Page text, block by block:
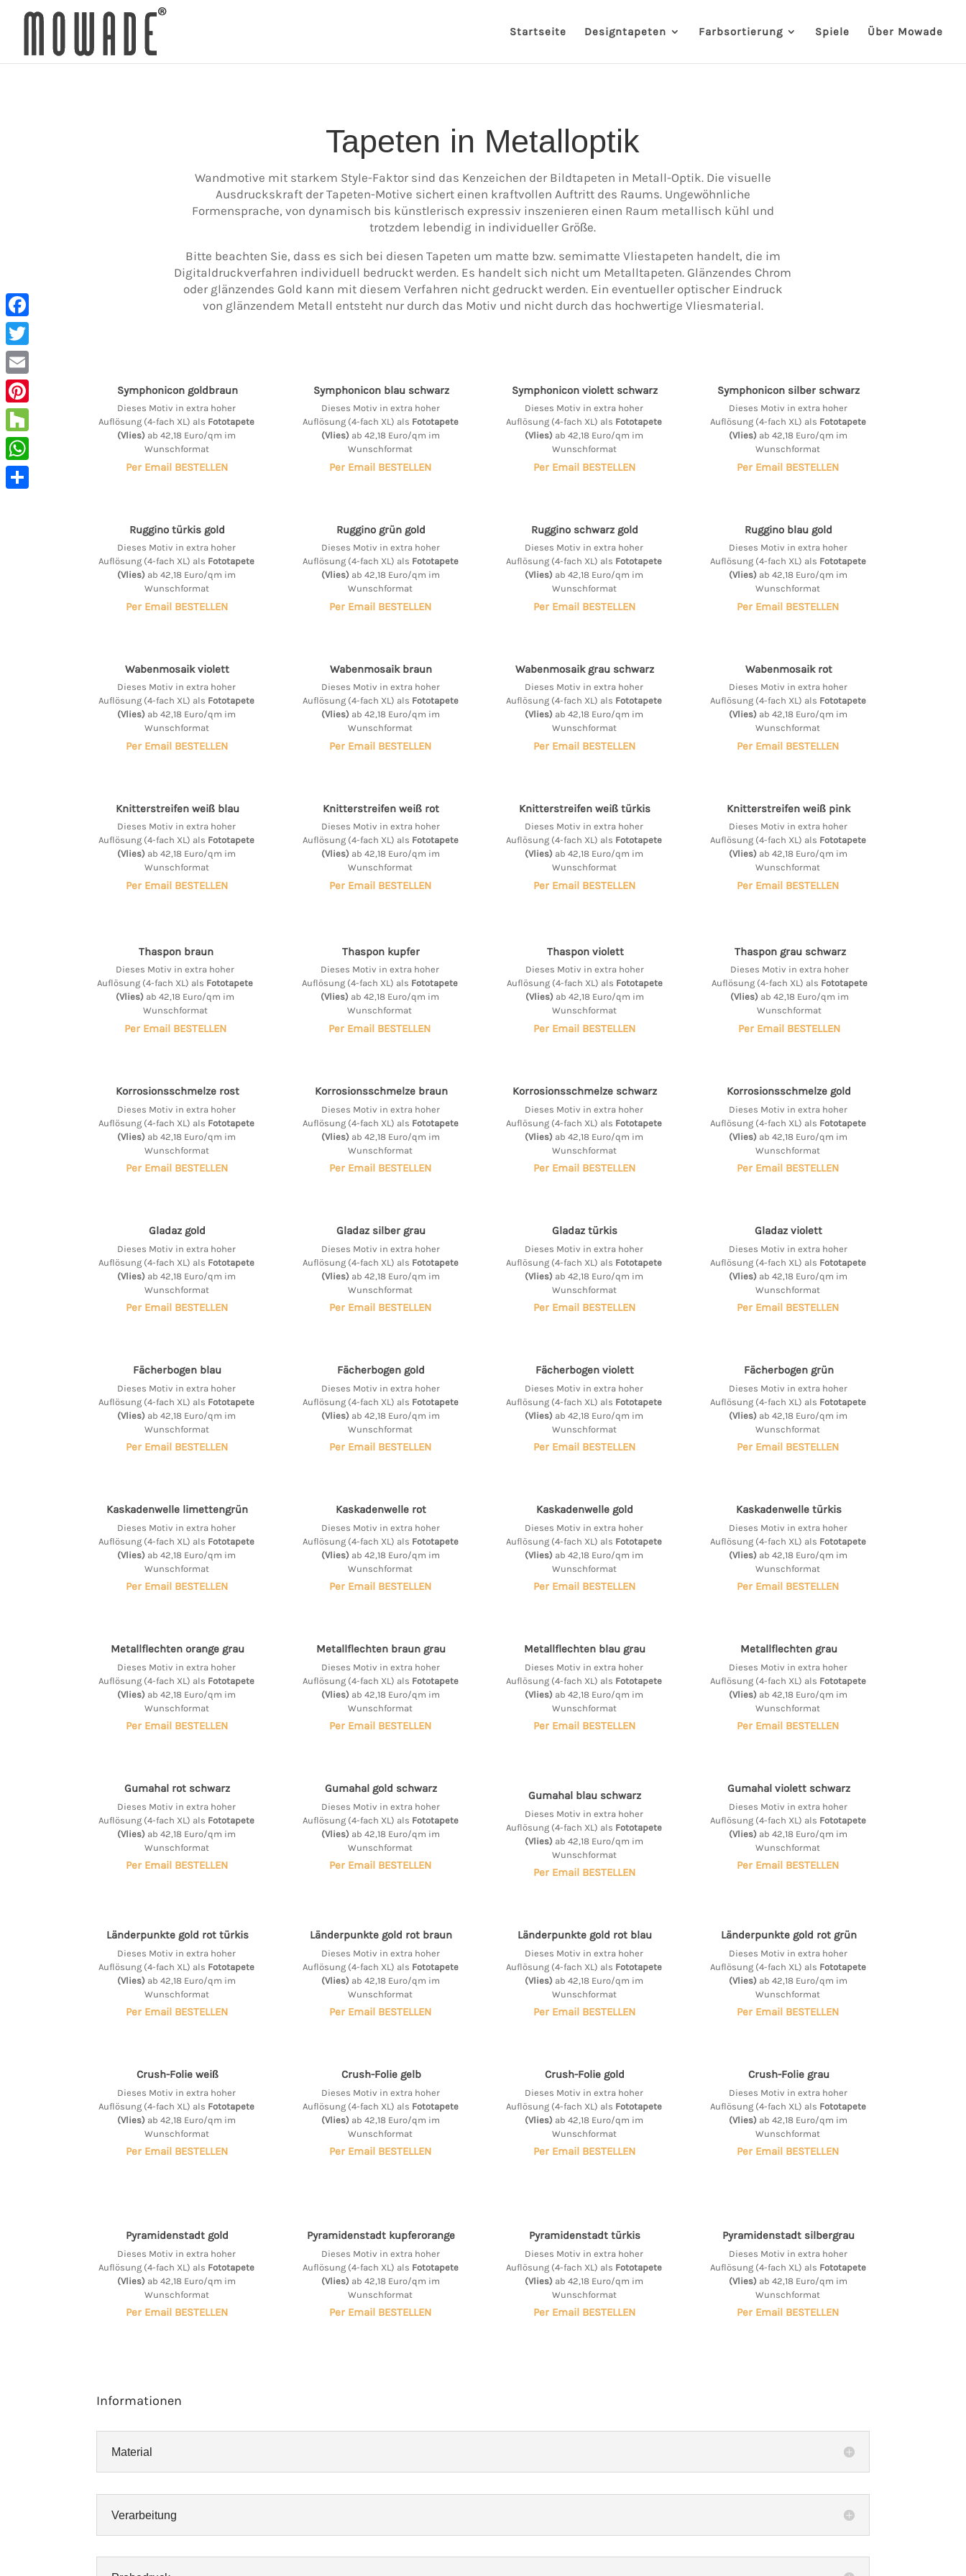
Startseite Designtapeten Farbsortierung Spiele Über Mowade
Tapeten in Metalloptik
Wandmotive mit starkem Style-Faktor sind das Kenzeichen der Bildtapeten in Metall-Optik. Die visuelle
Ausdruckskraft der Tapeten-Motive sichert einen kraftvollen Auftritt des Raums. Ungewöhnliche
Formensprache, von dynamisch bis künstlerisch expressiv inszenieren einen Raum metallisch kühl und
trotzdem lebendig in individueller Größe.
Bitte beachten Sie, dass es sich bei diesen Tapeten um matte bzw. semimatte Vliestapeten handelt, die im
Digitaldruckverfahren individuell bedruckt werden. Es handelt sich nicht um Metalltapeten. Glänzendes Chrom
oder glänzendes Gold kann mit diesem Verfahren nicht gedruckt werden. Ein eventueller optischer Eindruck
von glänzendem Metall entsteht nur durch das Motiv und nicht durch das hochwertige Vliesmaterial.
Symphonicon goldbraun
Dieses Motiv in extra hoher
Auflösung (4-fach XL) als Fototapete
(Vlies) ab 42,18 Euro/qm im
Wunschformat
Per Email BESTELLEN
Symphonicon blau schwarz
Dieses Motiv in extra hoher
Auflösung (4-fach XL) als Fototapete
(Vlies)ab 42,18 Euro/qm im
Wunschformat
Per Email BESTELLEN
Symphonicon violett schwarz
Dieses Motiv in extra hoher
Auflösung (4-fach XL) als Fototapete
(Vlies) ab 42,18 Euro/qm im
Wunschformat
Per Email BESTELLEN
Symphonicon silber schwarz
Dieses Motiv in extra hoher
Auflösung (4-fach XL) als Fototapete
(Vlies)ab 42,18 Euro/qm im
Wunschformat
Per Email BESTELLEN
Ruggino türkis gold
Dieses Motiv in extra hoher
Auflösung (4-fach XL) als Fototapete
(Vlies) ab 42,18 Euro/qm im
Wunschformat
Per Email BESTELLEN
Ruggino grün gold
Dieses Motiv in extra hoher
Auflösung (4-fach XL) als Fototapete
(Vlies)ab 42,18 Euro/qm im
Wunschformat
Per Email BESTELLEN
Ruggino schwarz gold
Dieses Motiv in extra hoher
Auflösung (4-fach XL) als Fototapete
(Vlies) ab 42,18 Euro/qm im
Wunschformat
Per Email BESTELLEN
Ruggino blau gold
Dieses Motiv in extra hoher
Auflösung (4-fach XL) als Fototapete
(Vlies)ab 42,18 Euro/qm im
Wunschformat
Per Email BESTELLEN
Wabenmosaik violett
Dieses Motiv in extra hoher
Auflösung (4-fach XL) als Fototapete
(Vlies) ab 42,18 Euro/qm im
Wunschformat
Per Email BESTELLEN
Wabenmosaik braun
Dieses Motiv in extra hoher
Auflösung (4-fach XL) als Fototapete
(Vlies)ab 42,18 Euro/qm im
Wunschformat
Per Email BESTELLEN
Wabenmosaik grau schwarz
Dieses Motiv in extra hoher
Auflösung (4-fach XL) als Fototapete
(Vlies) ab 42,18 Euro/qm im
Wunschformat
Per Email BESTELLEN
Wabenmosaik rot
Dieses Motiv in extra hoher
Auflösung (4-fach XL) als Fototapete
(Vlies)ab 42,18 Euro/qm im
Wunschformat
Per Email BESTELLEN
Knitterstreifen weiß blau
Dieses Motiv in extra hoher
Auflösung (4-fach XL) als Fototapete
(Vlies) ab 42,18 Euro/qm im
Wunschformat
Per Email BESTELLEN
Knitterstreifen weiß rot
Dieses Motiv in extra hoher
Auflösung (4-fach XL) als Fototapete
(Vlies)ab 42,18 Euro/qm im
Wunschformat
Per Email BESTELLEN
Knitterstreifen weiß türkis
Dieses Motiv in extra hoher
Auflösung (4-fach XL) als Fototapete
(Vlies) ab 42,18 Euro/qm im
Wunschformat
Per Email BESTELLEN
Knitterstreifen weiß pink
Dieses Motiv in extra hoher
Auflösung (4-fach XL) als Fototapete
(Vlies)ab 42,18 Euro/qm im
Wunschformat
Per Email BESTELLEN
Thaspon braun
Dieses Motiv in extra hoher
Auflösung (4-fach XL) als Fototapete
(Vlies) ab 42,18 Euro/qm im
Wunschformat
Per Email BESTELLEN
Thaspon kupfer
Dieses Motiv in extra hoher
Auflösung (4-fach XL) als Fototapete
(Vlies)ab 42,18 Euro/qm im
Wunschformat
Per Email BESTELLEN
Thaspon violett
Dieses Motiv in extra hoher
Auflösung (4-fach XL) als Fototapete
(Vlies)ab 42,18 Euro/qm im
Wunschformat
Per Email BESTELLEN
Thaspon grau schwarz
Dieses Motiv in extra hoher
Auflösung (4-fach XL) als Fototapete
(Vlies)ab 42,18 Euro/qm im
Wunschformat
Per Email BESTELLEN
Korrosionsschmelze rost
Dieses Motiv in extra hoher
Auflösung (4-fach XL) als Fototapete
(Vlies) ab 42,18 Euro/qm im
Wunschformat
Per Email BESTELLEN
Korrosionsschmelze braun
Dieses Motiv in extra hoher
Auflösung (4-fach XL) als Fototapete
(Vlies)ab 42,18 Euro/qm im
Wunschformat
Per Email BESTELLEN
Korrosionsschmelze schwarz
Dieses Motiv in extra hoher
Auflösung (4-fach XL) als Fototapete
(Vlies) ab 42,18 Euro/qm im
Wunschformat
Per Email BESTELLEN
Korrosionsschmelze gold
Dieses Motiv in extra hoher
Auflösung (4-fach XL) als Fototapete
(Vlies)ab 42,18 Euro/qm im
Wunschformat
Per Email BESTELLEN
Gladaz gold
Dieses Motiv in extra hoher
Auflösung (4-fach XL) als Fototapete
(Vlies) ab 42,18 Euro/qm im
Wunschformat
Per Email BESTELLEN
Gladaz silber grau
Dieses Motiv in extra hoher
Auflösung (4-fach XL) als Fototapete
(Vlies)ab 42,18 Euro/qm im
Wunschformat
Per Email BESTELLEN
Gladaz türkis
Dieses Motiv in extra hoher
Auflösung (4-fach XL) als Fototapete
(Vlies) ab 42,18 Euro/qm im
Wunschformat
Per Email BESTELLEN
Gladaz violett
Dieses Motiv in extra hoher
Auflösung (4-fach XL) als Fototapete
(Vlies)ab 42,18 Euro/qm im
Wunschformat
Per Email BESTELLEN
Fächerbogen blau
Dieses Motiv in extra hoher
Auflösung (4-fach XL) als Fototapete
(Vlies) ab 42,18 Euro/qm im
Wunschformat
Per Email BESTELLEN
Fächerbogen gold
Dieses Motiv in extra hoher
Auflösung (4-fach XL) als Fototapete
(Vlies)ab 42,18 Euro/qm im
Wunschformat
Per Email BESTELLEN
Fächerbogen violett
Dieses Motiv in extra hoher
Auflösung (4-fach XL) als Fototapete
(Vlies) ab 42,18 Euro/qm im
Wunschformat
Per Email BESTELLEN
Fächerbogen grün
Dieses Motiv in extra hoher
Auflösung (4-fach XL) als Fototapete
(Vlies)ab 42,18 Euro/qm im
Wunschformat
Per Email BESTELLEN
Kaskadenwelle limettengrün
Dieses Motiv in extra hoher
Auflösung (4-fach XL) als Fototapete
(Vlies) ab 42,18 Euro/qm im
Wunschformat
Per Email BESTELLEN
Kaskadenwelle rot
Dieses Motiv in extra hoher
Auflösung (4-fach XL) als Fototapete
(Vlies)ab 42,18 Euro/qm im
Wunschformat
Per Email BESTELLEN
Kaskadenwelle gold
Dieses Motiv in extra hoher
Auflösung (4-fach XL) als Fototapete
(Vlies) ab 42,18 Euro/qm im
Wunschformat
Per Email BESTELLEN
Kaskadenwelle türkis
Dieses Motiv in extra hoher
Auflösung (4-fach XL) als Fototapete
(Vlies)ab 42,18 Euro/qm im
Wunschformat
Per Email BESTELLEN
Metallflechten orange grau
Dieses Motiv in extra hoher
Auflösung (4-fach XL) als Fototapete
(Vlies) ab 42,18 Euro/qm im
Wunschformat
Per Email BESTELLEN
Metallflechten braun grau
Dieses Motiv in extra hoher
Auflösung (4-fach XL) als Fototapete
(Vlies)ab 42,18 Euro/qm im
Wunschformat
Per Email BESTELLEN
Metallflechten blau grau
Dieses Motiv in extra hoher
Auflösung (4-fach XL) als Fototapete
(Vlies) ab 42,18 Euro/qm im
Wunschformat
Per Email BESTELLEN
Metallflechten grau
Dieses Motiv in extra hoher
Auflösung (4-fach XL) als Fototapete
(Vlies)ab 42,18 Euro/qm im
Wunschformat
Per Email BESTELLEN
Gumahal rot schwarz
Dieses Motiv in extra hoher
Auflösung (4-fach XL) als Fototapete
(Vlies) ab 42,18 Euro/qm im
Wunschformat
Per Email BESTELLEN
Gumahal gold schwarz
Dieses Motiv in extra hoher
Auflösung (4-fach XL) als Fototapete
(Vlies)ab 42,18 Euro/qm im
Wunschformat
Per Email BESTELLEN
Gumahal blau schwarz
Dieses Motiv in extra hoher
Auflösung (4-fach XL) als Fototapete
(Vlies) ab 42,18 Euro/qm im
Wunschformat
Per Email BESTELLEN
Gumahal violett schwarz
Dieses Motiv in extra hoher
Auflösung (4-fach XL) als Fototapete
(Vlies)ab 42,18 Euro/qm im
Wunschformat
Per Email BESTELLEN
Länderpunkte gold rot türkis
Dieses Motiv in extra hoher
Auflösung (4-fach XL) als Fototapete
(Vlies) ab 42,18 Euro/qm im
Wunschformat
Per Email BESTELLEN
Länderpunkte gold rot braun
Dieses Motiv in extra hoher
Auflösung (4-fach XL) als Fototapete
(Vlies)ab 42,18 Euro/qm im
Wunschformat
Per Email BESTELLEN
Länderpunkte gold rot blau
Dieses Motiv in extra hoher
Auflösung (4-fach XL) als Fototapete
(Vlies) ab 42,18 Euro/qm im
Wunschformat
Per Email BESTELLEN
Länderpunkte gold rot grün
Dieses Motiv in extra hoher
Auflösung (4-fach XL) als Fototapete
(Vlies)ab 42,18 Euro/qm im
Wunschformat
Per Email BESTELLEN
Crush-Folie weiß
Dieses Motiv in extra hoher
Auflösung (4-fach XL) als Fototapete
(Vlies) ab 42,18 Euro/qm im
Wunschformat
Per Email BESTELLEN
Crush-Folie gelb
Dieses Motiv in extra hoher
Auflösung (4-fach XL) als Fototapete
(Vlies)ab 42,18 Euro/qm im
Wunschformat
Per Email BESTELLEN
Crush-Folie gold
Dieses Motiv in extra hoher
Auflösung (4-fach XL) als Fototapete
(Vlies) ab 42,18 Euro/qm im
Wunschformat
Per Email BESTELLEN
Crush-Folie grau
Dieses Motiv in extra hoher
Auflösung (4-fach XL) als Fototapete
(Vlies)ab 42,18 Euro/qm im
Wunschformat
Per Email BESTELLEN
Pyramidenstadt gold
Dieses Motiv in extra hoher
Auflösung (4-fach XL) als Fototapete
(Vlies) ab 42,18 Euro/qm im
Wunschformat
Per Email BESTELLEN
Pyramidenstadt kupferorange
Dieses Motiv in extra hoher
Auflösung (4-fach XL) als Fototapete
(Vlies)ab 42,18 Euro/qm im
Wunschformat
Per Email BESTELLEN
Pyramidenstadt türkis
Dieses Motiv in extra hoher
Auflösung (4-fach XL) als Fototapete
(Vlies) ab 42,18 Euro/qm im
Wunschformat
Per Email BESTELLEN
Pyramidenstadt silbergrau
Dieses Motiv in extra hoher
Auflösung (4-fach XL) als Fototapete
(Vlies)ab 42,18 Euro/qm im
Wunschformat
Per Email BESTELLEN
Informationen
Material
Verarbeitung
Facebook
Twitter
Email
Pinterest
Houzz
WhatsApp